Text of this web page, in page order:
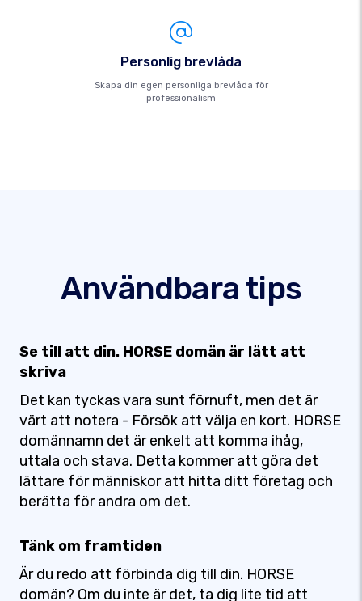
Personlig brevlåda
Skapa din egen personliga brevlåda för
professionalism
Användbara tips
Se till att din. HORSE domän är lätt att
skriva
Det kan tyckas vara sunt förnuft, men det är
värt att notera - Försök att välja en kort. HORSE
domännamn det är enkelt att komma ihåg,
uttala och stava. Detta kommer att göra det
lättare för människor att hitta ditt företag och
berätta för andra om det.
Tänk om framtiden
Är du redo att förbinda dig till din. HORSE
domän? Om du inte är det, ta dig lite tid att